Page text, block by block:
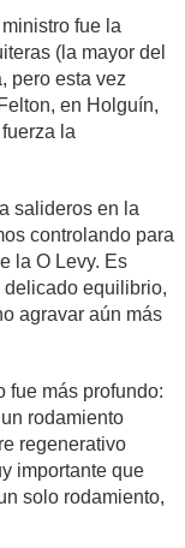
fue la
(la mayor del
pero esta vez
en Holguín,
la
salideros en la
controlando para
la O Levy. Es
delicado equilibrio,
agravar aún más
fue más profundo:
rodamiento
regenerativo
importante que
solo rodamiento,